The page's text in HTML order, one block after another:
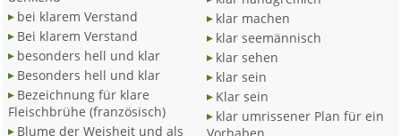
bei klarem Verstand
Bei klarem Verstand
besonders hell und klar
Besonders hell und klar
Bezeichnung für klare
Fleischbrühe (französisch)
Blume der Weisheit und als
klar machen
klar seemännisch
klar sehen
klar sein
Klar sein
klar umrissener Plan für ein